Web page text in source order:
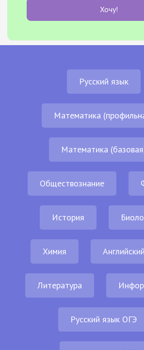
Хочу!
Русский язык
Математика
Математика
Обществознание
История
Химия
Литература
Русский язык ОГЭ